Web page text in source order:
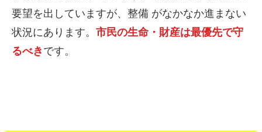
要望を出していますが、整備 がなかなか進まない
状況にあります。 市民の生命・財産は最優先で守
るべき です。